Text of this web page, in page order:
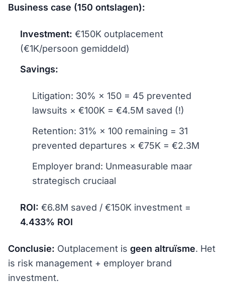
Business case (150 ontslagen):
Investment: €150K outplacement
(€1K/persoon gemiddeld)
Savings:
Litigation: 30% × 150 = 45 prevented
lawsuits × €100K = €4.5M saved (!)
Retention: 31% × 100 remaining = 31
prevented departures × €75K = €2.3M
Employer brand: Unmeasurable maar
strategisch cruciaal
ROI: €6.8M saved / €150K investment =
4.433% ROI
Conclusie: Outplacement is geen altruïsme. Het
is risk management + employer brand
investment.